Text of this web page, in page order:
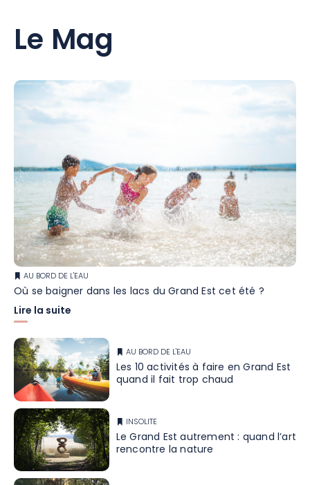
Le Mag
AU BORD DE L'EAU
Où se baigner dans les lacs du Grand Est cet été ?
Lire la suite
AU BORD DE L'EAU
Les 10 activités à faire en Grand Est
quand il fait trop chaud
INSOLITE
Le Grand Est autrement : quand l’art
rencontre la nature